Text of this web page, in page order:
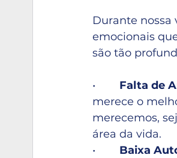
Durante nossa
emocionais
são tão
• Falta de
merece o
merecemos,
área da vida.
•
Baixa